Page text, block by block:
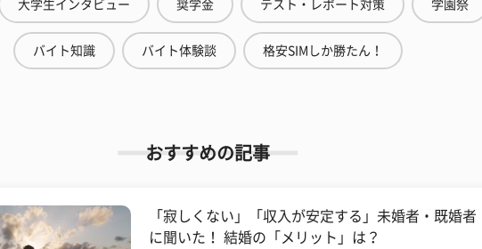
大学生インタビュー 奨学金 テスト・レポート対策 学園祭
バイト知識 バイト体験談 格安SIMしか勝たん！
おすすめの記事
「寂しくない」「収入が安定する」未婚者・既婚者
に聞いた！ 結婚の「メリット」は？